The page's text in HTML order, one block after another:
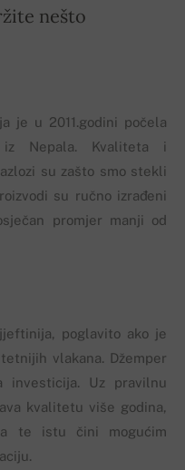
nešto
je u 2011.godini počela
Nepala. Kvaliteta i
su zašto smo stekli
su ručno izrađeni
promjer manji od
poglavito ako je
vlakana. Džemper
investicija. Uz pravilnu
kvalitetu više godina,
te istu čini mogućim